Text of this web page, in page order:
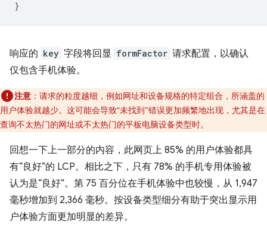
响应的 key 字段将回显 formFactor 请求配置，以确认
仅包含手机体验。
注意 ：请求的粒度越细，例如网址和设备规格的特定组合，所涵盖的
用户体验就越少。这可能会导致“未找到”错误更加频繁地出现，尤其是在
查询不太热门的网址或不太热门的平板电脑设备类型时。
回想一下上一部分的内容，此网页上 85% 的用户体验都具
有“良好”的 LCP。相比之下，只有 78% 的手机专用体验被
认为是“良好”。第 75 百分位在手机体验中也较慢，从 1,947
毫秒增加到 2,366 毫秒。按设备类型细分有助于突出显示用
户体验方面更加明显的差异。